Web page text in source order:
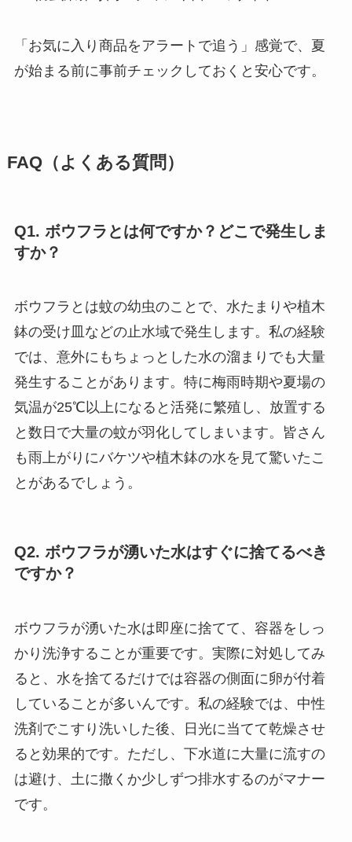
「お気に入り商品をアラートで追う」感覚で、夏
が始まる前に事前チェックしておくと安心です。
FAQ（よくある質問）
Q1. ボウフラとは何ですか？どこで発生しま
すか？
ボウフラとは蚊の幼虫のことで、水たまりや植木
鉢の受け皿などの止水域で発生します。私の経験
では、意外にもちょっとした水の溜まりでも大量
発生することがあります。特に梅雨時期や夏場の
気温が25℃以上になると活発に繁殖し、放置する
と数日で大量の蚊が羽化してしまいます。皆さん
も雨上がりにバケツや植木鉢の水を見て驚いたこ
とがあるでしょう。
Q2. ボウフラが湧いた水はすぐに捨てるべき
ですか？
ボウフラが湧いた水は即座に捨てて、容器をしっ
かり洗浄することが重要です。実際に対処してみ
ると、水を捨てるだけでは容器の側面に卵が付着
していることが多いんです。私の経験では、中性
洗剤でこすり洗いした後、日光に当てて乾燥させ
ると効果的です。ただし、下水道に大量に流すの
は避け、土に撒くか少しずつ排水するのがマナー
です。